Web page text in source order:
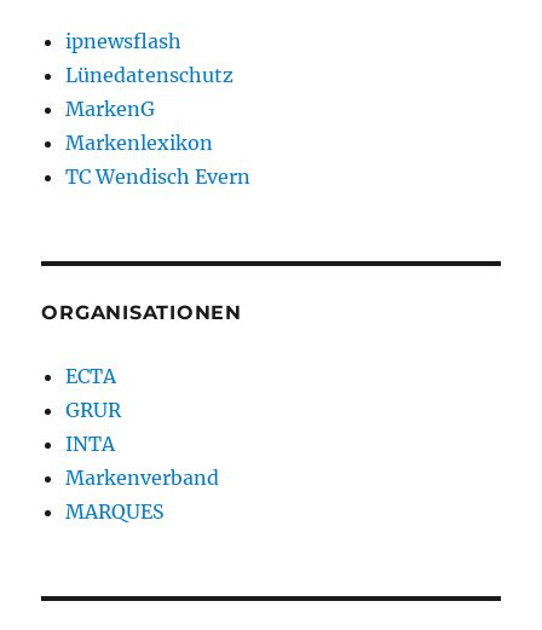
ipnewsflash
Lünedatenschutz
MarkenG
Markenlexikon
TC Wendisch Evern
ORGANISATIONEN
ECTA
GRUR
INTA
Markenverband
MARQUES